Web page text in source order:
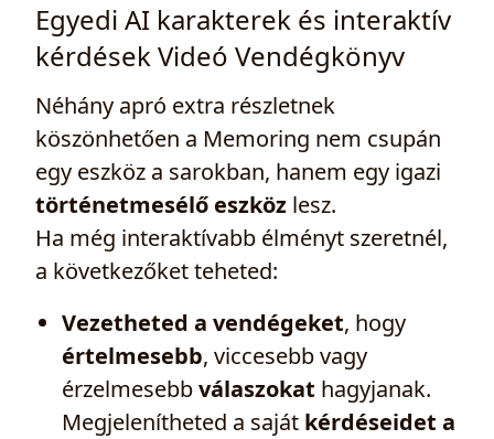
Egyedi AI karakterek és interaktív
kérdések Videó Vendégkönyv
Néhány apró extra részletnek
köszönhetően a Memoring nem csupán
egy eszköz a sarokban, hanem egy igazi
történetmesélő eszköz lesz.
Ha még interaktívabb élményt szeretnél,
a következőket teheted:
Vezetheted a vendégeket, hogy
értelmesebb, viccesebb vagy
érzelmesebbválaszokat hagyjanak.
Megjelenítheted a saját kérdéseidet a